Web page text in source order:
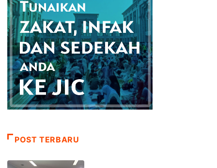
POST TERBARU